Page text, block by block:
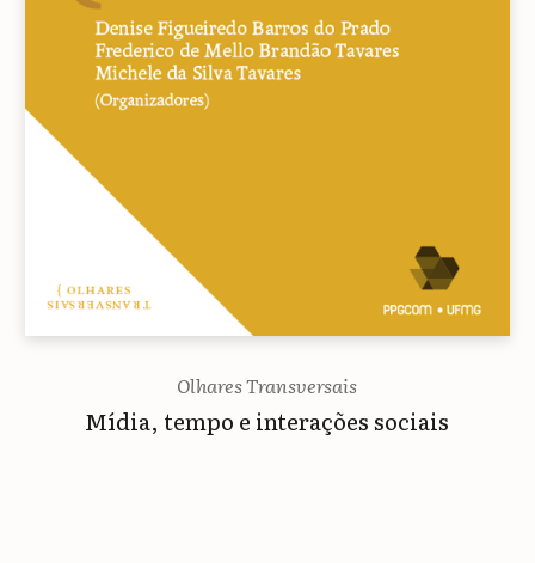
Olhares Transversais
Mídia, tempo e interações sociais